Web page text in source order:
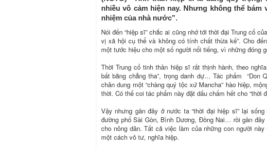
nhiều vô cảm hiện nay. Nhưng không thể
nhiệm của nhà nước”.
Nói đến “hiệp sĩ” chắc ai cũng nhớ tới thời đại Trung cổ
vị xã hội cụ thể và không có tính chất thừa kế”. Cho
một tước hiệu cho một số người nổi tiếng, vì những đóng
Thời Trung cổ tinh thần hiệp sĩ rất thịnh hành, theo
bất bằng chẳng tha”, trọng danh dự… Tác phẩm “Don
chân dung một “chàng quý tộc xứ Mancha” hào hiệp,
thời. Có thể coi tác phẩm này đặt dấu chấm hết cho “thời
Vậy nhưng gần đây ở nước ta “thời đại hiệp sĩ” lại
đường phố Sài Gòn, Bình Dương, Đồng Nai… rồi gần
cho nông dân. Tất cả việc làm của những con người
một cách vô tư, nghĩa hiệp.